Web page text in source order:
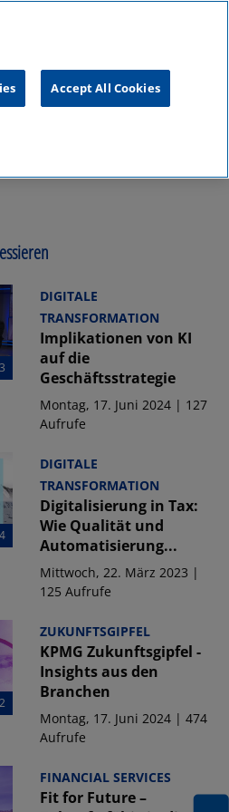
DIGITALE
TRANSFORMATION
Implikationen von KI
auf die
Geschäftsstrategie
Montag, 17. Juni 2024 | 127
Aufrufe
DIGITALE
TRANSFORMATION
Digitalisierung in Tax:
Wie Qualität und
Automatisierung...
Mittwoch, 22. März 2023 |
125 Aufrufe
ZUKUNFTSGIPFEL
KPMG Zukunftsgipfel -
Insights aus den
Branchen
Montag, 17. Juni 2024 | 474
Aufrufe
FINANCIAL SERVICES
Fit for Future –
Accept All Cookies